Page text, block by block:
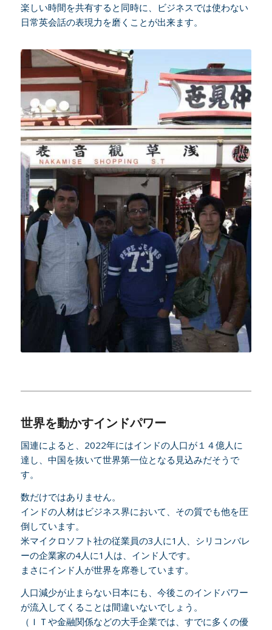
楽しい時間を共有すると同時に、ビジネスでは使わない
日常英会話の表現力を磨くことが出来ます。
世界を動かすインドパワー
国連によると、2022年にはインドの人口が１４億人に
達し、中国を抜いて世界第一位となる見込みだそうで
す。
数だけではありません。
インドの人材はビジネス界において、その質でも他を圧
倒しています。
米マイクロソフト社の従業員の3人に1人、シリコンバレ
ーの企業家の4人に1人は、インド人です。
まさにインド人が世界を席巻しています。
人口減少が止まらない日本にも、今後このインドパワー
が流入してくることは間違いないでしょう。
（ＩＴや金融関係などの大手企業では、すでに多くの優